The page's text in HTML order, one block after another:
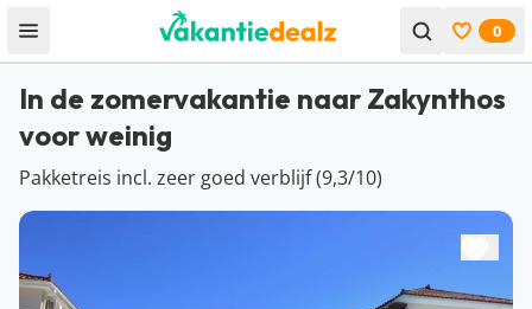
Open menu Bekijk
0
In de zomervakantie naar Zakynthos
voor weinig
Pakketreis incl. zeer goed verblijf (9,3/10)